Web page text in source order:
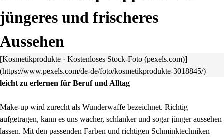
jüngeres und frischeres
Aussehen
[Kosmetikprodukte · Kostenloses Stock-Foto (pexels.com)]
(https://www.pexels.com/de-de/foto/kosmetikprodukte-3018845/)
leicht zu erlernen für Beruf und Alltag
Make-up wird zurecht als Wunderwaffe bezeichnet. Richtig
aufgetragen, kann es uns wacher, schlanker und sogar jünger aussehen
lassen. Mit den passenden Farben und richtigen Schminktechniken